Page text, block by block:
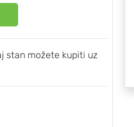
stan možete kupiti uz